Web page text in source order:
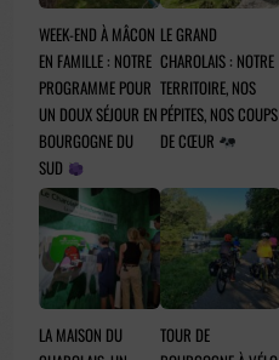
WEEK-END À MÂCON
EN FAMILLE : NOTRE
PROGRAMME POUR
UN DOUX SÉJOUR EN
BOURGOGNE DU
SUD
LE GRAND
CHAROLAIS : NOTRE
TERRITOIRE, NOS
PÉPITES, NOS COUPS
DE CŒUR
LA MAISON DU
TOUR DE